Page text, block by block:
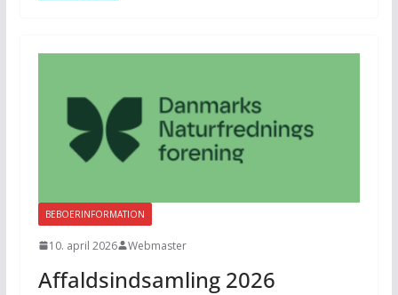
BEBOERINFORMATION
10. april 2026 Webmaster
Affaldsindsamling 2026